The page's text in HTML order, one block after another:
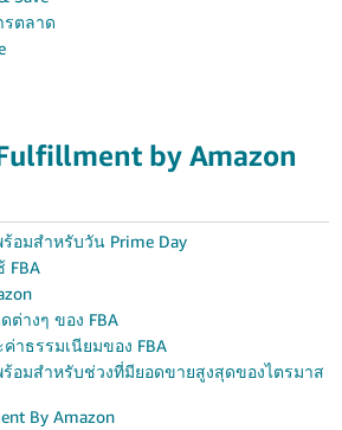
รตลาด
by Amazon
อมสำหรับวัน Prime Day
FBA
างๆ ของ FBA
าธรรมเนียมของ FBA
อมสำหรับช่วงที่มียอดขายสูงสุดของไตรมาส
By Amazon